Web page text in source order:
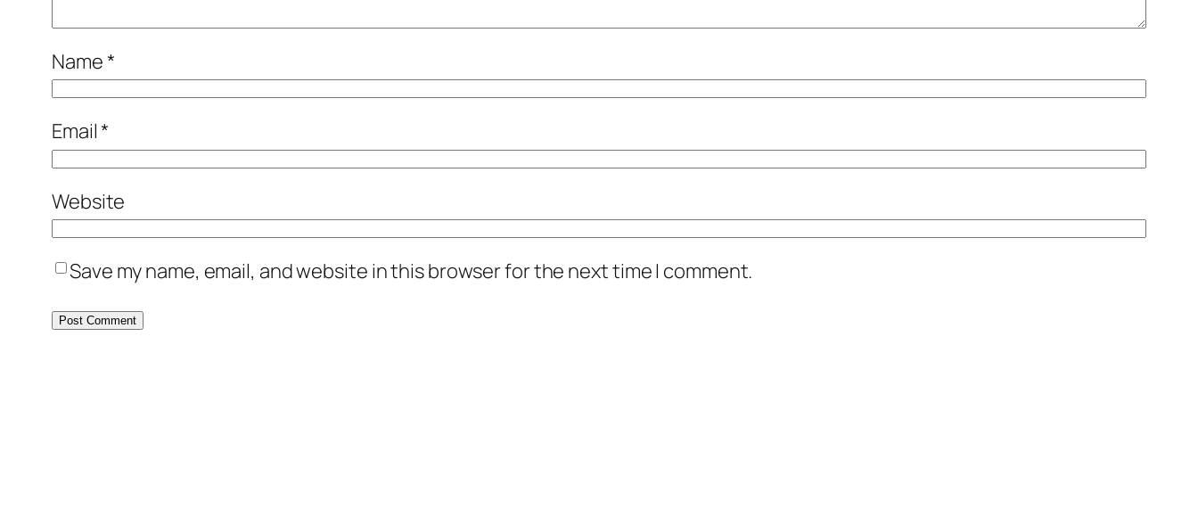
Name*
Email*
Website
Save my name, email, and website in this browser for the next time I comment.